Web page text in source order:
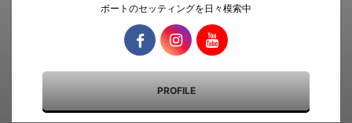
ボートのセッティングを日々模索中
PROFILE